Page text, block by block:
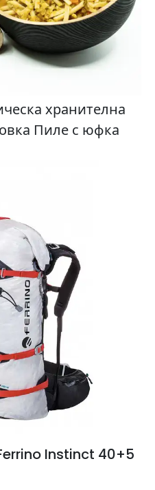
хранителна
Пиле с юфка
Instinct 40+5